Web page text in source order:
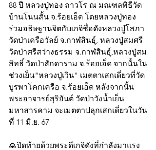
88 ปี หลวงปู่ทอง ถาวโร ณ มณฑลพิธีวัด
บ้านโนนสั้น จ.ร้อยเอ็ด โดยหลวงปู่ทอง
ร่วมอธิษฐานจิตกับเกจิชื่อดังหลวงปู่โสภา
วัดป่าเครือวัลย์ จ.กาฬสินธุ์, หลวงปู่สมศรี
วัดป่าศรีสว่างธรรม จ.กาฬสินธุ์,หลวงปู่สม
สิทธิ์ วัดป่าสักดาราม จ.ร้อยเอ็ด จากนั้นใน
ช่วงเย็น"หลวงปู่เวิน" เมตตาเสกเดี่ยวที่วัด
บูรพาโคกเครือ จ.ร้อยเอ็ด หลังจากนั้น
พระอาจารย์สุริยันต์ วัดป่าวังน้ำเย็น
มหาสารคาม จะเมตตาปลุกเสกเดี่ยวในวัน
ที่ 11 มิ.ย. 67
🙏ปิดท้ายด้วยพระดีเกจิดังที่กำลังมาแรง